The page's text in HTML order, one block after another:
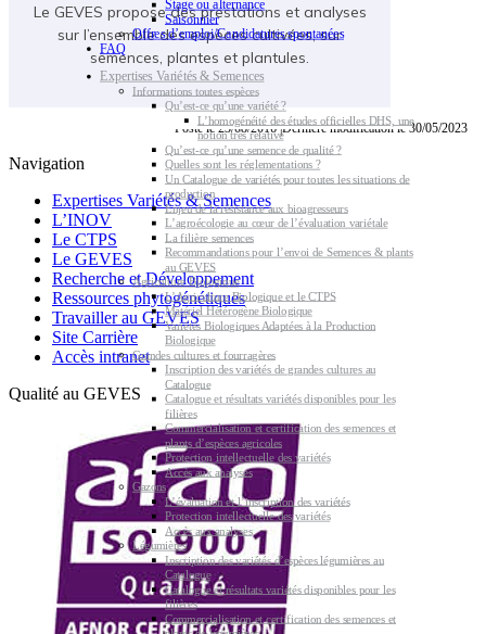
Le GEVES propose des prestations et analyses
sur l’ensemble des espèces cultivées, sur
semences, plantes et plantules.
Posté le 23/08/2016 |Dernière modification le 30/05/2023
Navigation
Expertises Variétés & Semences
L’INOV
Le CTPS
Le GEVES
Recherche et Développement
Ressources phytogénétiques
Travailler au GEVES
Site Carrière
Accès intranet
Qualité au GEVES
Stage ou alternance
Saisonnier
Offres d’emploi/Candidatures spontanées
FAQ
Expertises Variétés & Semences
Informations toutes espèces
Qu’est-ce qu’une variété ?
L’homogénéité des études officielles DHS, une
notion très relative
Qu’est-ce qu’une semence de qualité ?
Quelles sont les réglementations ?
Un Catalogue de variétés pour toutes les situations de
production
Enjeu de la résistance aux bioagresseurs
L’agroécologie au cœur de l’évaluation variétale
La filière semences
Recommandations pour l’envoi de Semences & plants
au GEVES
Agriculture Biologique
L’Agriculture Biologique et le CTPS
Matériel Hétérogène Biologique
Variétés Biologiques Adaptées à la Production
Biologique
Grandes cultures et fourragères
Inscription des variétés de grandes cultures au
Catalogue
Catalogue et résultats variétés disponibles pour les
filières
Commercialisation et certification des semences et
plants d’espèces agricoles
Protection intellectuelle des variétés
Accès aux analyses
Gazons
L’évaluation et l’inscription des variétés
Protection intellectuelle des variétés
Accès aux analyses
Légumières
Inscription des variétés d’espèces légumières au
Catalogue
Catalogue et résultats variétés disponibles pour les
filières
Commercialisation et certification des semences et